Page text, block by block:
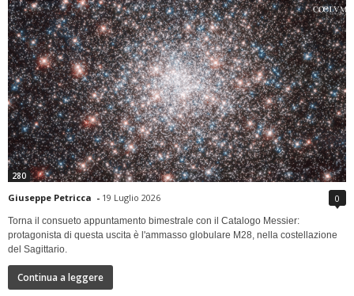
280
Giuseppe Petricca - 19 Luglio 2026 0
Torna il consueto appuntamento bimestrale con il Catalogo Messier:
protagonista di questa uscita è l'ammasso globulare M28, nella costellazione
del Sagittario.
Continua a leggere